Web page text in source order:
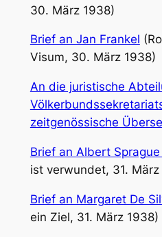
30. März 1938)
Brief an Jan Frankel
Visum, 30. März 1938)
An die juristische
zeitgenössische
Brief an Albert
ist verwundet, 31. März
Brief an Margaret De
ein Ziel, 31. März 1938)